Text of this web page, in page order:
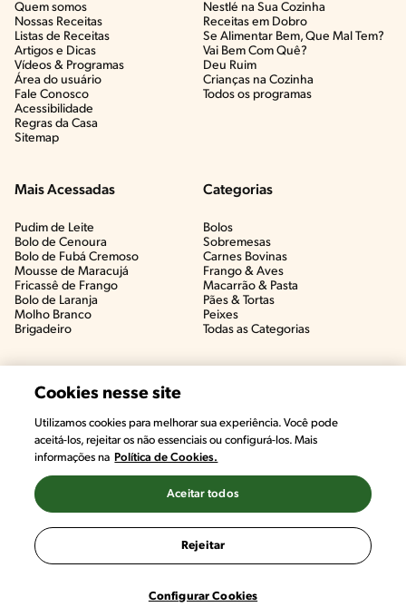
Quem somos
Nossas Receitas
Listas de Receitas​
Artigos e Dicas​
Vídeos & Programas​
Área do usuário
Fale Conosco
Acessibilidade
Regras da Casa
Sitemap
Nestlé na Sua Cozinha
Receitas em Dobro
Se Alimentar Bem, Que Mal Tem?​
Vai Bem Com Quê?​
Deu Ruim​
Crianças na Cozinha​
Todos os programas
Mais Acessadas
Pudim de Leite
Bolo de Cenoura
Bolo de Fubá Cremoso
Mousse de Maracujá
Fricassê de Frango
Bolo de Laranja
Molho Branco
Brigadeiro
Categorias
Bolos
Sobremesas
Carnes Bovinas​
Frango & Aves​
Macarrão & Pasta​
Pães & Tortas​
Peixes
Todas as Categorias
Cookies nesse site
Utilizamos cookies para melhorar sua experiência. Você pode
aceitá-los, rejeitar os não essenciais ou configurá-los. Mais
informações na Política de Cookies.
Configurar Cookies
Rejeitar
Aceitar todos